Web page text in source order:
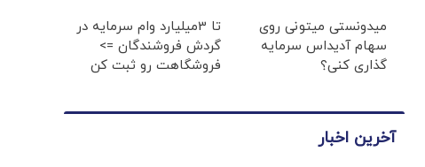
میدونستی میتونی روی
سهام آدیداس سرمایه
گذاری کنی؟
تا 3میلیارد وام سرمایه در
گردش فروشندگان =>
فروشگاهت رو ثبت کن
آخرین اخبار